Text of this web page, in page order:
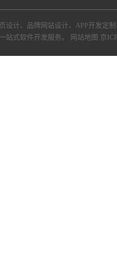
设计、 品牌网站设计、 APP开发定制
站式软件开发服务。
网站地图 京